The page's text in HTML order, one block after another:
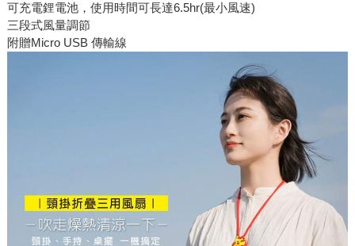
可充電鋰電池，使用時間可長達6.5hr(最小風速)
三段式風量調節
附贈Micro USB 傳輸線